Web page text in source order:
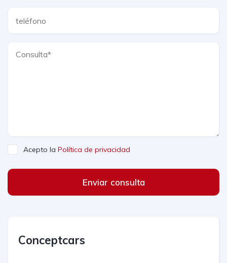
Acepto la Política de privacidad
Enviar consulta
Conceptcars